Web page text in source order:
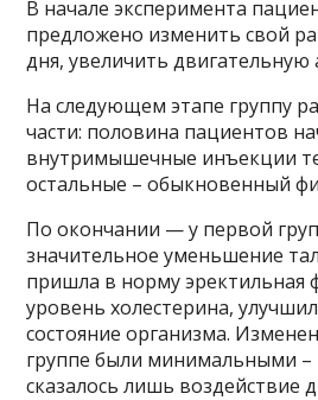
В начале эксперимента
предложено изменить свой
дня, увеличить двигательную
На следующем этапе группу
части: половина пациентов
внутримышечные инъекции
остальные – обыкновенный
По окончании — у первой
значительное уменьшение
пришла в норму эректильная
уровень холестерина,
состояние организма.
группе были минимальными
сказалось лишь воздействие